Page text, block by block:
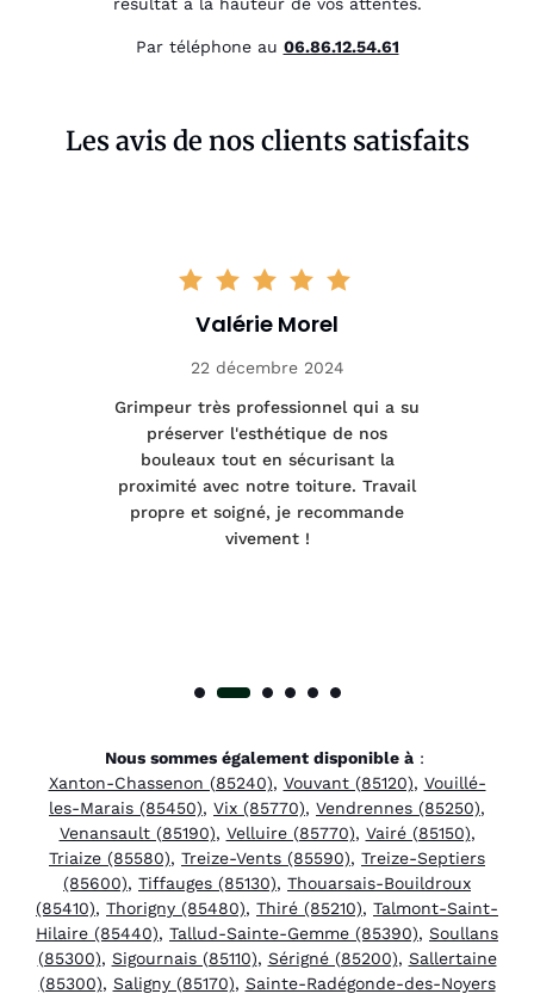
résultat à la hauteur de vos attentes.
Par téléphone au 06.86.12.54.61
Les avis de nos clients satisfaits
Valérie Morel
22 décembre 2024
Grimpeur très professionnel qui a su
préserver l'esthétique de nos
bouleaux tout en sécurisant la
proximité avec notre toiture. Travail
propre et soigné, je recommande
vivement !
Nous sommes également disponible à:
Xanton-Chassenon (85240), Vouvant (85120), Vouillé-
les-Marais (85450), Vix (85770), Vendrennes (85250),
Venansault (85190), Velluire (85770), Vairé (85150),
Triaize (85580), Treize-Vents (85590), Treize-Septiers
(85600), Tiffauges (85130), Thouarsais-Bouildroux
(85410), Thorigny (85480), Thiré (85210), Talmont-Saint-
Hilaire (85440), Tallud-Sainte-Gemme (85390), Soullans
(85300), Sigournais (85110), Sérigné (85200), Sallertaine
(85300), Saligny (85170), Sainte-Radégonde-des-Noyers